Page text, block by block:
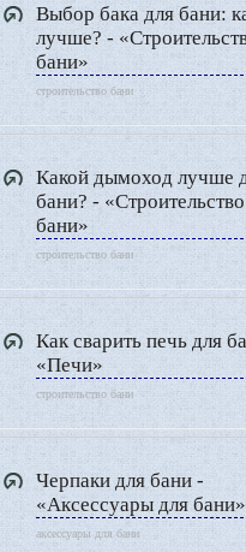
Выбор бака для бани:
лучше? -
бани»
строительство бани
Какой дымоход лучше
бани? - «Строительство
бани»
строительство бани
Как сварить печь для
«Печи»
строительство бани
Черпаки для бани -
«Аксессуары для бани»
аксессуары для бани